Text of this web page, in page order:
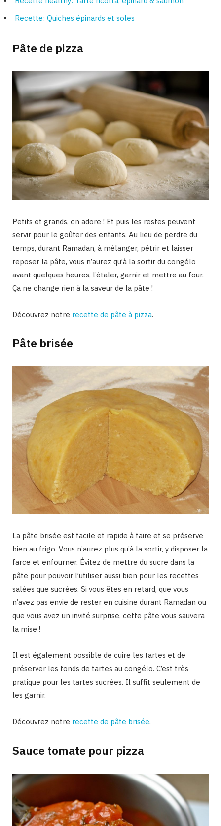
Recette: Quiches épinards et soles
Pâte de pizza
Petits et grands, on adore ! Et puis les restes peuvent
servir pour le goûter des enfants. Au lieu de perdre du
temps, durant Ramadan, à mélanger, pétrir et laisser
reposer la pâte, vous n’aurez qu’à la sortir du congélo
avant quelques heures, l’étaler, garnir et mettre au four.
Ça ne change rien à la saveur de la pâte !
Découvrez notre recette de pâte à pizza.
Pâte brisée
La pâte brisée est facile et rapide à faire et se préserve
bien au frigo. Vous n’aurez plus qu’à la sortir, y disposer la
farce et enfourner. Évitez de mettre du sucre dans la
pâte pour pouvoir l’utiliser aussi bien pour les recettes
salées que sucrées. Si vous êtes en retard, que vous
n’avez pas envie de rester en cuisine durant Ramadan ou
que vous avez un invité surprise, cette pâte vous sauvera
la mise !
Il est également possible de cuire les tartes et de
préserver les fonds de tartes au congélo. C’est très
pratique pour les tartes sucrées. Il suffit seulement de
les garnir.
Découvrez notre recette de pâte brisée.
Sauce tomate pour pizza